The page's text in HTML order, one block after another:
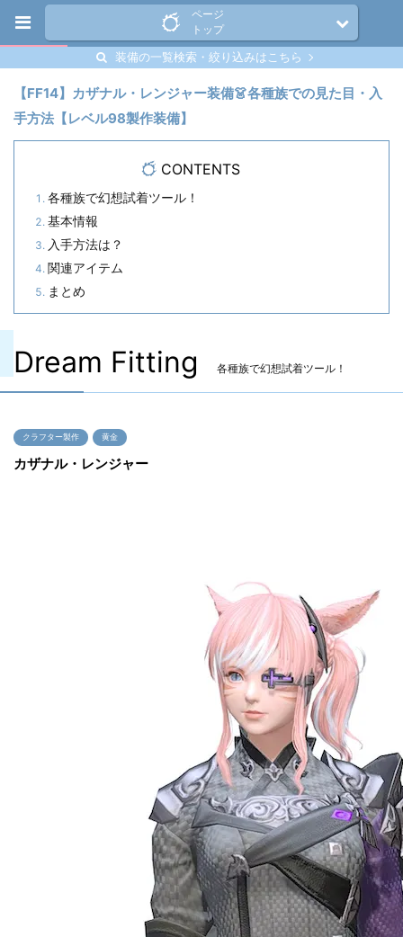
ページ
トップ
装備の一覧検索・絞り込みはこちら
【FF14】カザナル・レンジャー装備👗各種族での見た目・入
手方法【レベル98製作装備】
CONTENTS
各種族で幻想試着ツール！
基本情報
入手方法は？
関連アイテム
まとめ
Dream Fitting 各種族で幻想試着ツール！
クラフター製作 黄金
カザナル・レンジャー